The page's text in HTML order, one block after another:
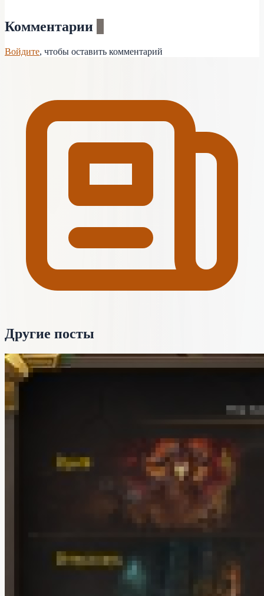
Комментарии
Войдите, чтобы оставить комментарий
Другие посты